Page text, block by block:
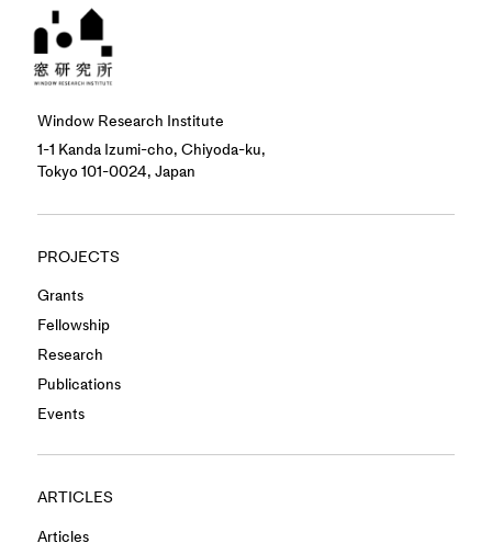
Window Research Institute
1-1 Kanda Izumi-cho, Chiyoda-ku,
Tokyo 101-0024, Japan
PROJECTS
Grants
Fellowship
Research
Publications
Events
ARTICLES
Articles